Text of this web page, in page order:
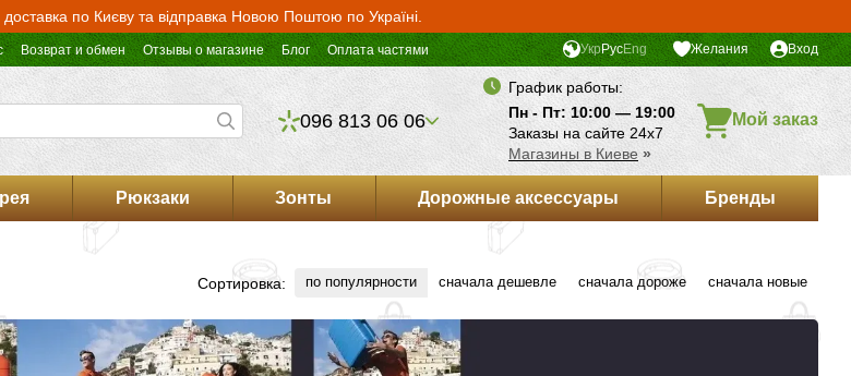
по Києву та відправка Новою Поштою по Україні.
Возврат и обмен Отзывы о магазине Блог
Оплата частями
УкрРусEng Желания Вход
096 813 06 06
График работы:
Пн - Пт: 10:00 — 19:00
Заказы на сайте 24х7
Магазины в Киеве »
Мой заказ
Рюкзаки Зонты Дорожные аксессуары Бренды
Сортировка: по популярности сначала дешевле сначала дороже сначала новые